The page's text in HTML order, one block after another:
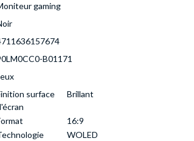
gaming
B01171
surface
Brillant
16:9
WOLED